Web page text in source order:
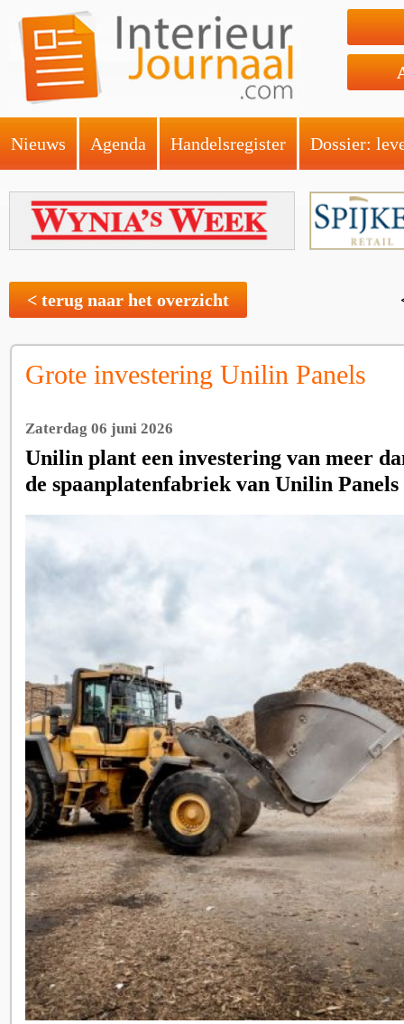
Nieuws Agenda Handelsregister Dossier:
< terug naar het overzicht
Grote investering Unilin Panels
Zaterdag 06 juni 2026
Unilin plant een investering van meer
de spaanplatenfabriek van Unilin